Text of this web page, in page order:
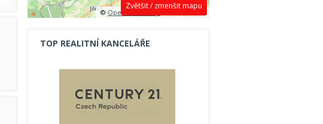
Zvětšit / zmenšit mapu
© OpenStreetMap contributors.
TOP REALITNÍ KANCELÁŘE